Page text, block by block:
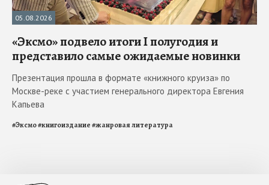
05.08.2026
«Эксмо» подвело итоги I полугодия и
представило самые ожидаемые новинки
Презентация прошла в формате «книжного круиза» по
Москве-реке с участием генерального директора Евгения
Капьева
#Эксмо#книгоиздание#жанровая литература